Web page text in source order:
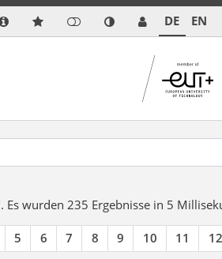
DE EN
Es wurden 235 Ergebnisse in 5
5 6 7 8 9 10 11 12